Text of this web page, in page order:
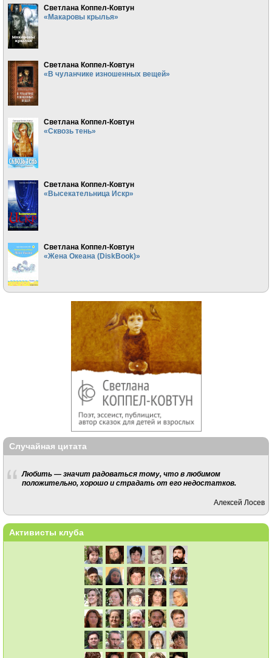
Светлана Коппел-Ковтун
«Макаровы крылья»
Светлана Коппел-Ковтун
«В чуланчике изношенных вещей»
Светлана Коппел-Ковтун
«Сквозь тень»
Светлана Коппел-Ковтун
«Высекательница Искр»
Светлана Коппел-Ковтун
«Жена Океана (DiskBook)»
Случайная цитата
Любить — значит радоваться тому, что в любимом
положительно, хорошо и страдать от его недостатков.
Алексей Лосев
Активисты клуба